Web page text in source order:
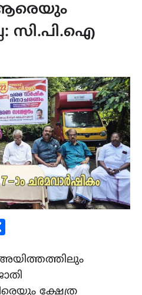
സി.പി.ഐ
ക്ഷേത്ര